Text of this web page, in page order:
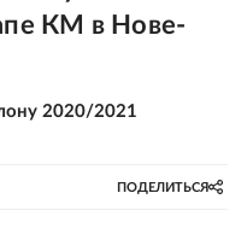
КМ в Нове-
2020/2021
ПОДЕЛИТЬСЯ